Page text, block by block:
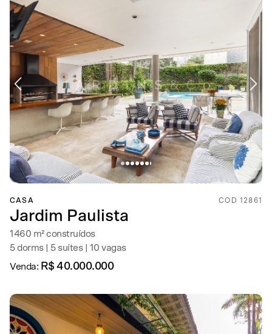
CASA COD 12861
Jardim Paulista
1460 m² construídos
5 dorms | 5 suítes | 10 vagas
Venda: R$ 40.000.000